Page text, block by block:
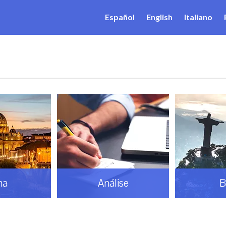
Español English Italiano
Análise